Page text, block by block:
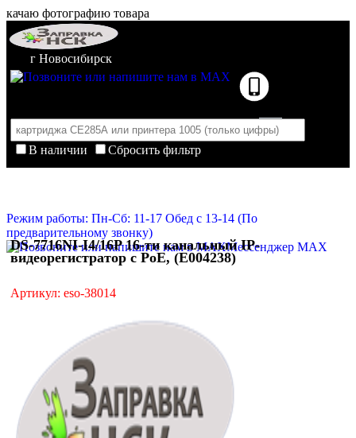
качаю фотографию товара
г Новосибирск
В наличии
Сбросить фильтр
Корзина пуста
Режим работы: Пн-Сб: 11-17 Обед с 13-14 (По
предварительному звонку)
Мессенджер MAX
DS-7716NI-I4/16P 16-ти канальный IP-
видеорегистратор c PoE, (E004238)
Артикул: eso-38014